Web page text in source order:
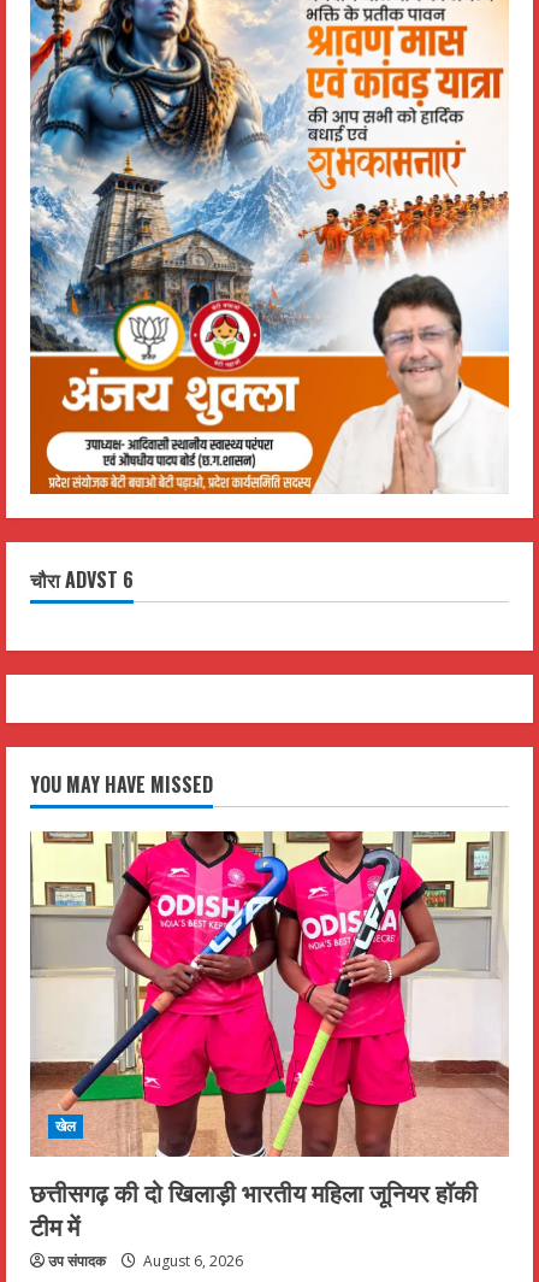
चौरा ADVST 6
YOU MAY HAVE MISSED
खेल
छत्तीसगढ़ की दो खिलाड़ी भारतीय महिला जूनियर हॉकी
टीम में
उप संपादक August 6, 2026